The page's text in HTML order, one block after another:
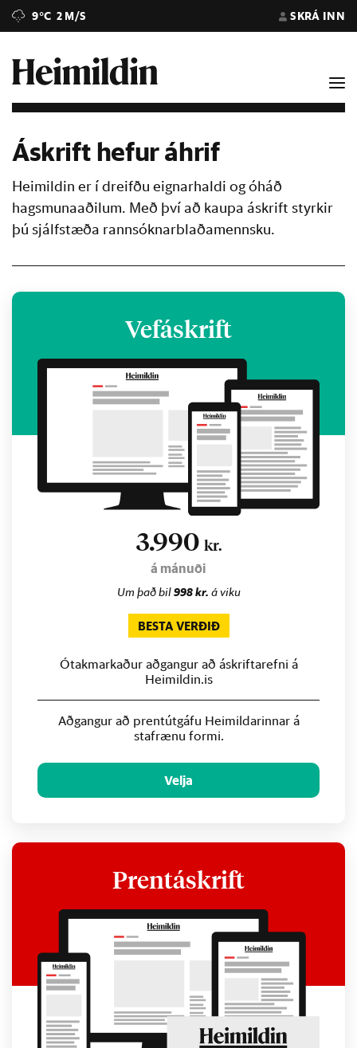
9°C 2 M/S SKRÁ INN
Áskrift hefur áhrif
Heimildin er í dreifðu eignarhaldi og óháð
hagsmunaaðilum. Með því að kaupa áskrift styrkir
þú sjálfstæða rannsóknarblaðamennsku.
Vefáskrift
3.990 kr.
á mánuði
Um það bil998 kr. á viku
BESTA VERÐIÐ
Ótakmarkaður aðgangur að áskriftarefni á
Heimildin.is
Aðgangur að prentútgáfu Heimildarinnar á
stafrænu formi.
Velja
Prentáskrift